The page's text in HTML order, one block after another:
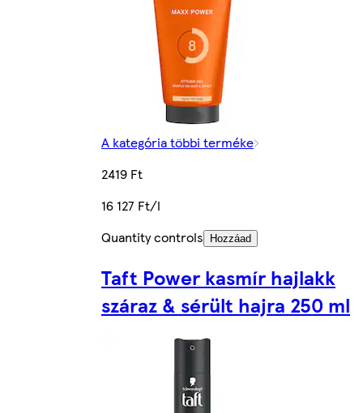
A kategória többi terméke
2419 Ft
16 127 Ft/l
Quantity controls
Hozzáad
Taft Power kasmír hajlakk
száraz & sérült hajra 250 ml